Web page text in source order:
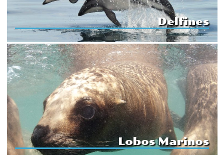
Delfines
Lobos Marinos